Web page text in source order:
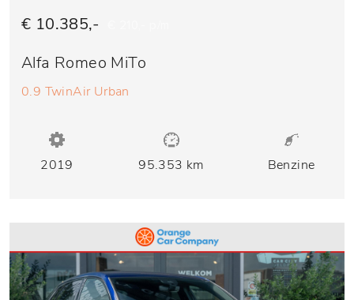
€ 10.385,-
Alfa Romeo MiTo
0.9 TwinAir Urban
2019 95.353 km Benzine